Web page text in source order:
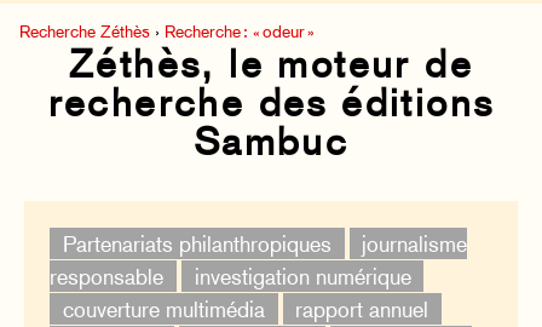
Recherche Zéthès › Recherche : « odeur »
Zéthès, le moteur de
recherche des éditions
Sambuc
Partenariats philanthropiques
journalisme
responsable
investigation numérique
couverture multimédia
rapport annuel